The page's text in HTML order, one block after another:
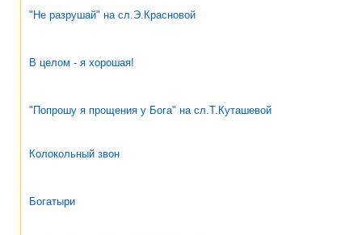
"Не разрушай" на сл.Э.Красновой
В целом - я хорошая!
"Попрошу я прощения у Бога" на сл.Т.Куташевой
Колокольный звон
Богатыри